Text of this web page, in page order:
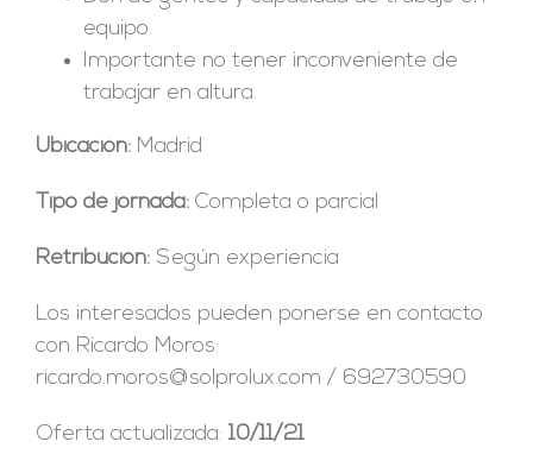
equipo.
Importante no tener inconveniente de
trabajar en altura.
Ubicación: Madrid
Tipo de jornada: Completa o parcial
Retribución: Según experiencia
Los interesados pueden ponerse en contacto
con Ricardo Moros:
ricardo.moros@solprolux.com / 692730590
Oferta actualizada: 10/11/21